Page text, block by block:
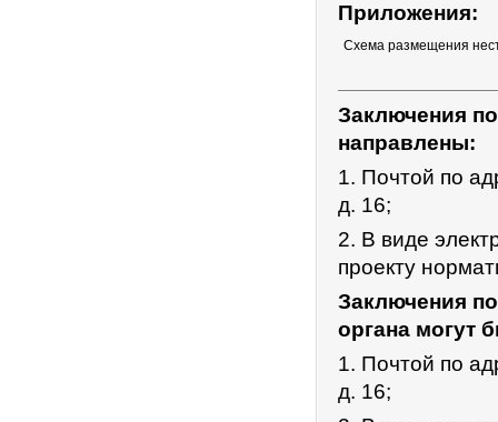
Приложения:
Схема размещения
Заключения
направлены:
1. Почтой по
д. 16;
2. В виде
проекту
Заключения
органа могут
1. Почтой по
д. 16;